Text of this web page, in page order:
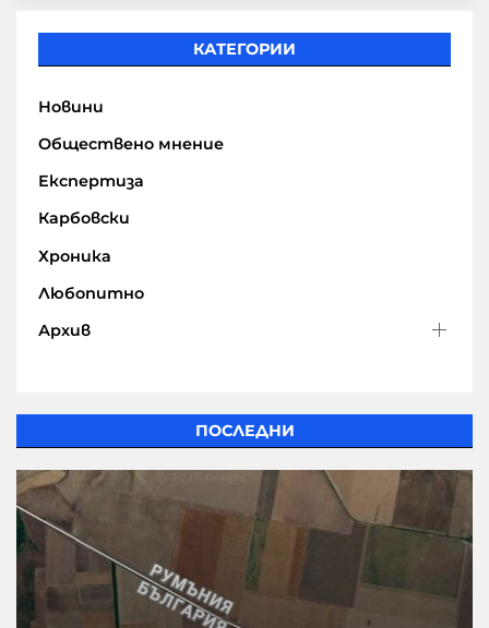
КАТЕГОРИИ
Новини
Обществено мнение
Експертиза
Карбовски
Хроника
Любопитно
Архив
ПОСЛЕДНИ